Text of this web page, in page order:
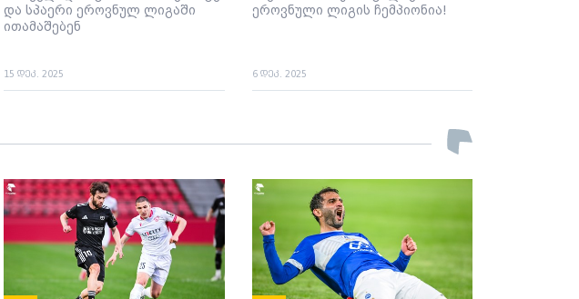
და სპაერი ეროვნულ ლიგაში
ითამაშებენ
15 დეკ. 2025
ეროვნული ლიგის ჩემპიონია!
6 დეკ. 2025